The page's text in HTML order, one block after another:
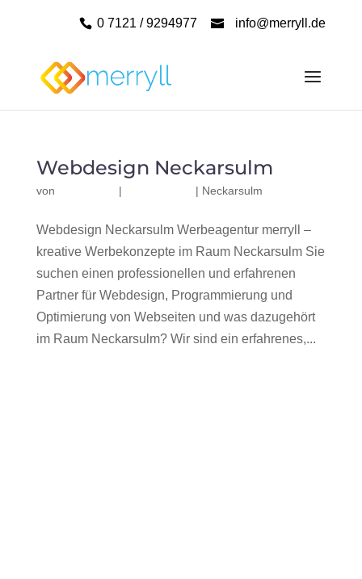
0 7121 / 9294977 info@merryll.de
Webdesign Neckarsulm
von | | Neckarsulm
Webdesign Neckarsulm Werbeagentur merryll –
kreative Werbekonzepte im Raum Neckarsulm Sie
suchen einen professionellen und erfahrenen
Partner für Webdesign, Programmierung und
Optimierung von Webseiten und was dazugehört
im Raum Neckarsulm? Wir sind ein erfahrenes,...